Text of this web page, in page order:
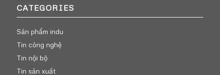
CATEGORIES
Sản phẩm indu
Tin công nghệ
Tin nội bộ
Tin sản xuất